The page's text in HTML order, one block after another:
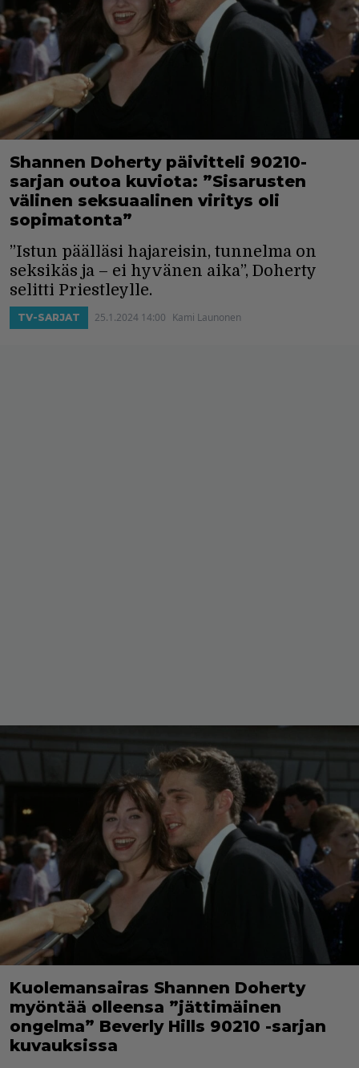
Shannen Doherty päivitteli 90210-
sarjan outoa kuviota: ”Sisarusten
välinen seksuaalinen viritys oli
sopimatonta”
”Istun päälläsi hajareisin, tunnelma on
seksikäs ja – ei hyvänen aika”, Doherty
selitti Priestleylle.
TV-SARJAT 25.1.2024 14:00 Kami Launonen
Kuolemansairas Shannen Doherty
myöntää olleensa ”jättimäinen
ongelma” Beverly Hills 90210 -sarjan
kuvauksissa